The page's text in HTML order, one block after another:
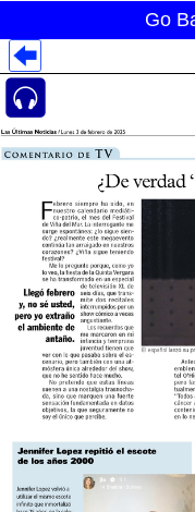
Go
Despliegues
Despliegues
Despliegues por